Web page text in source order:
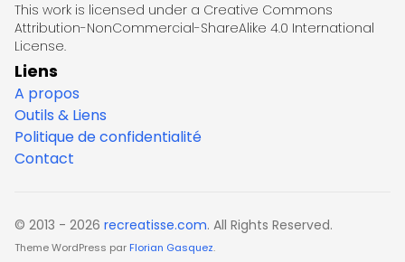
This work is licensed under a Creative Commons
Attribution-NonCommercial-ShareAlike 4.0 International
License.
Liens
A propos
Outils & Liens
Politique de confidentialité
Contact
© 2013 - 2026 recreatisse.com. All Rights Reserved.
Theme WordPress par Florian Gasquez.